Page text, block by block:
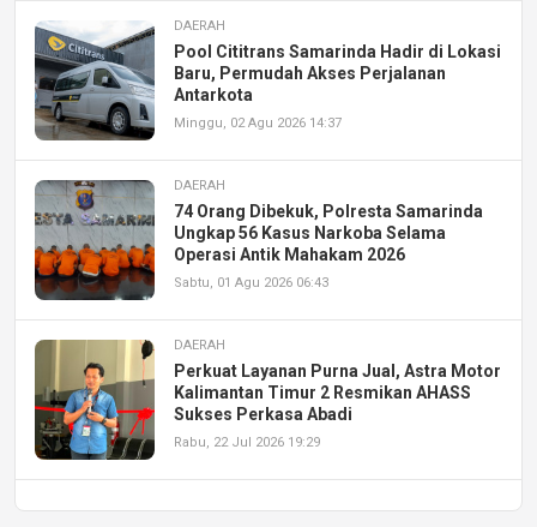
DAERAH
Pool Cititrans Samarinda Hadir di Lokasi
Baru, Permudah Akses Perjalanan
Antarkota
Minggu, 02 Agu 2026 14:37
DAERAH
74 Orang Dibekuk, Polresta Samarinda
Ungkap 56 Kasus Narkoba Selama
Operasi Antik Mahakam 2026
Sabtu, 01 Agu 2026 06:43
DAERAH
Perkuat Layanan Purna Jual, Astra Motor
Kalimantan Timur 2 Resmikan AHASS
Sukses Perkasa Abadi
Rabu, 22 Jul 2026 19:29